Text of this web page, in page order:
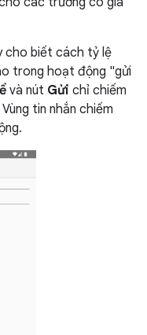
cho biết cách tỷ lệ
trong hoạt động "gửi
và nút Gửi chỉ chiếm
tin nhắn chiếm